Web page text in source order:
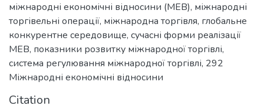
міжнародні економічні відносини (МЕВ), міжнародні
торгівельні операції, міжнародна торгівля, глобальне
конкурентне середовище, сучасні форми реалізації
МЕВ, показники розвитку міжнародної торгівлі,
система регулювання міжнародної торгівлі, 292
Міжнародні економічні відносини
Citation